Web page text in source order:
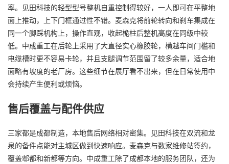
率。见田科技的轻型型号整机自重控制得较好，一人即可在平整地
面上推动，上下门框通过性不错。麦森克将前轮转向和刹车集成在
同一个脚踩机构上，操作直观，收起桅柱后整机高度在同级中较
低。中成重工在后轮上采用了大直径实心橡胶轮，横越车间门槛和
电缆槽时更不容易卡轮，并且支腿调节范围留了较多余量，适合地
面略有坡度的老厂房。这些细节在展厅看不出来，但在日常使用中
会持续产生便利或烦恼。
售后覆盖与配件供应
三家都是成都制造，本地售后网络相对密集。见田科技在双流和龙
泉的备件点能对主城区做到快速响应。麦森克与数家维修站签约，
覆盖郫都和新都等方向。中成重工除了成都本地的服务团队，还为